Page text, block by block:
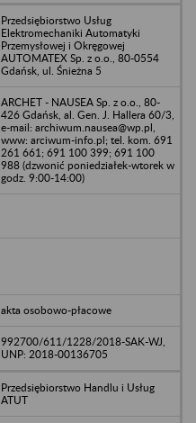
Przedsiębiorstwo Usług
Elektromechaniki Automatyki
Przemysłowej i Okręgowej
AUTOMATEX Sp. z o.o., 80-0554
Gdańsk, ul. Śnieżna 5
ARCHET - NAUSEA Sp. z o.o., 80-
426 Gdańsk, al. Gen. J. Hallera 60/3,
e-mail: archiwum.nausea@wp.pl,
www: arciwum-info.pl; tel. kom. 691
261 661; 691 100 399; 691 100
988 (dzwonić poniedziałek-wtorek w
godz. 9:00-14:00)
akta osobowo-płacowe
992700/611/1228/2018-SAK-WJ,
UNP: 2018-00136705
Przedsiębiorstwo Handlu i Usług
ATUT